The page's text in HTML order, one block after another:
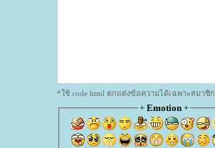
*ใช้ code html ตกแต่งข้อความได้เฉพาะสมาชิก
+ Emotion+